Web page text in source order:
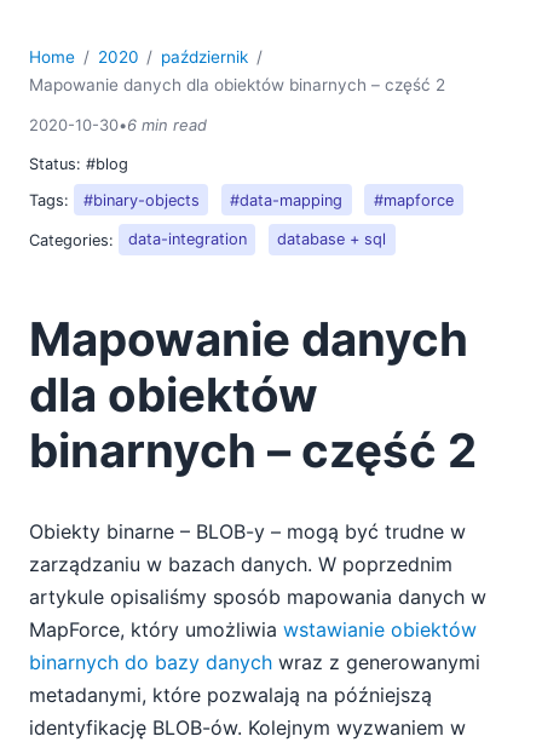
Home 2020
październik
Mapowanie danych dla obiektów binarnych – część 2
2020-10-30•6 min read
Status: #blog
Tags:
#binary-objects #data-mapping #mapforce
Categories: data-integration database + sql
Mapowanie danych
dla obiektów
binarnych – część 2
Obiekty binarne – BLOB-y – mogą być trudne w
zarządzaniu w bazach danych. W poprzednim
artykule opisaliśmy sposób mapowania danych w
MapForce, który umożliwia wstawianie obiektów
binarnych do bazy danych wraz z generowanymi
metadanymi, które pozwalają na późniejszą
identyfikację BLOB-ów. Kolejnym wyzwaniem w